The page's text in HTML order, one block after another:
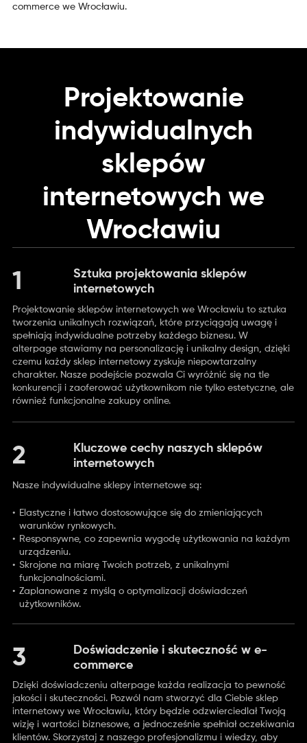
commerce we Wrocławiu.
Projektowanie
indywidualnych
sklepów
internetowych we
Wrocławiu
1
Sztuka projektowania sklepów
internetowych
Projektowanie sklepów internetowych we Wrocławiu to sztuka
tworzenia unikalnych rozwiązań, które przyciągają uwagę i
spełniają indywidualne potrzeby każdego biznesu. W
alterpage stawiamy na personalizację i unikalny design, dzięki
czemu każdy sklep internetowy zyskuje niepowtarzalny
charakter. Nasze podejście pozwala Ci wyróżnić się na tle
konkurencji i zaoferować użytkownikom nie tylko estetyczne, ale
również funkcjonalne zakupy online.
2
Kluczowe cechy naszych sklepów
internetowych
Nasze indywidualne sklepy internetowe są:
Elastyczne i łatwo dostosowujące się do zmieniających
warunków rynkowych.
Responsywne, co zapewnia wygodę użytkowania na każdym
urządzeniu.
Skrojone na miarę Twoich potrzeb, z unikalnymi
funkcjonalnościami.
Zaplanowane z myślą o optymalizacji doświadczeń
użytkowników.
3
Doświadczenie i skuteczność w e-
commerce
Dzięki doświadczeniu alterpage każda realizacja to pewność
jakości i skuteczności. Pozwól nam stworzyć dla Ciebie sklep
internetowy we Wrocławiu, który będzie odzwierciedlał Twoją
wizję i wartości biznesowe, a jednocześnie spełniał oczekiwania
klientów. Skorzystaj z naszego profesjonalizmu i wiedzy, aby